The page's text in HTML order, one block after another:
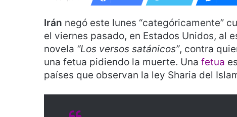
Irán negó este lunes “categóricamente”
el viernes pasado, en Estados Unidos, al
novela “Los versos satánicos”, contra
una fetua pidiendo la muerte. Una fetua
países que observan la ley Sharia del